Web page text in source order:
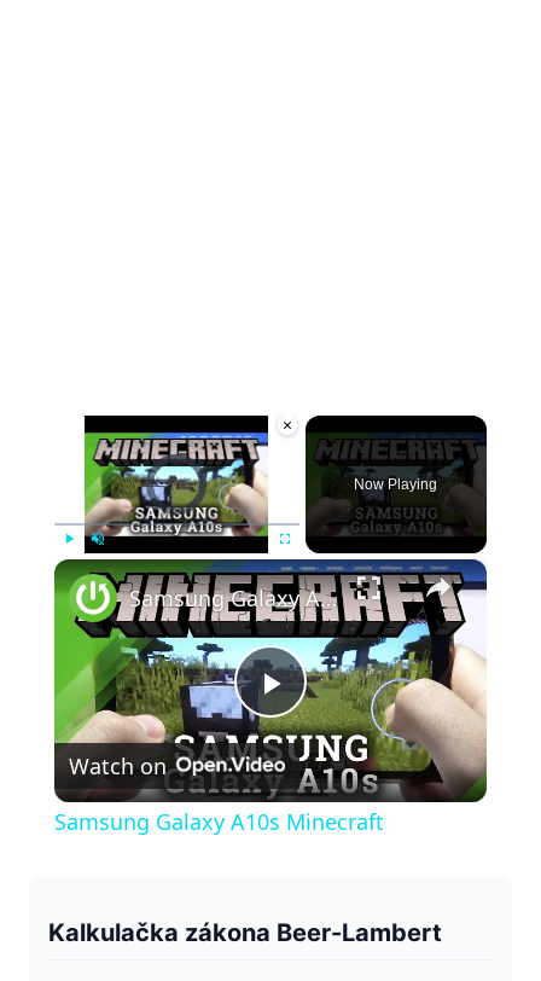
×
Video Player is loading.
Fullscreen
Now Playing
×
P
l
y
Samsung Galaxy A10s Minecraft
Watch on
Samsung Galaxy A10s Minecraft
Kalkulačka zákona Beer-Lambert